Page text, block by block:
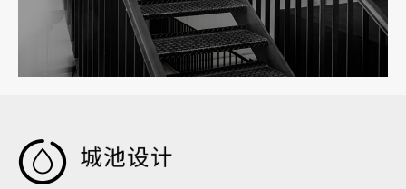
工厂短视频拍摄后，怎样放进官网帮助客户判断实力
